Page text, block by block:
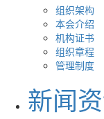
组织架构
本会介绍
机构证书
组织章程
管理制度
新闻